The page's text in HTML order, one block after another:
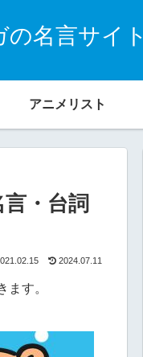
名言サイト
アニメリスト
・台詞
2024.07.11
す。